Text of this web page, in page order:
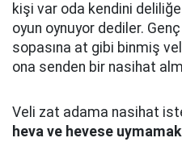
kişi var oda kendini
oyun oynuyor dediler.
sopasına at gibi binmiş
ona senden bir nasihat
Veli zat adama nasihat
heva ve hevese